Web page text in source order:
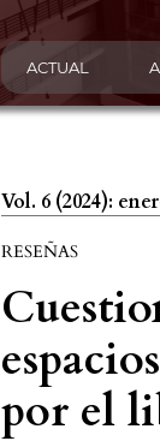
ACTUAL
Vol. 6 (2024):
RESEÑAS
por el